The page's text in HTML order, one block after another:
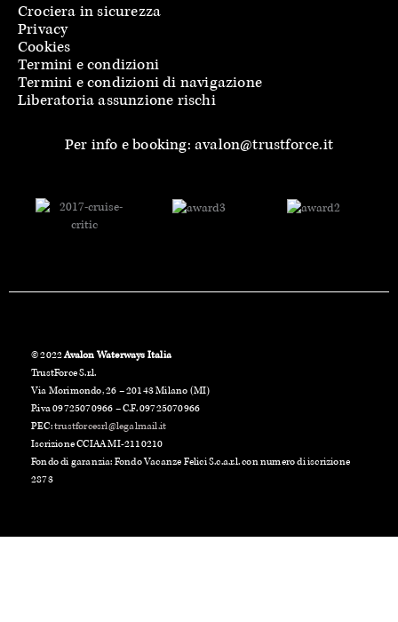
Crociera in sicurezza
Privacy
Cookies
Termini e condizioni
Termini e condizioni di navigazione
Liberatoria assunzione rischi
Per info e booking: avalon@trustforce.it
© 2022Avalon Waterways Italia
TrustForce S.r.l.
Via Morimondo, 26 – 20143 Milano (MI)
P.iva 09725070966 – C.F. 09725070966
PEC:trustforcesrl@legalmail.it
Iscrizione CCIAA MI-2110210
Fondo di garanzia: Fondo Vacanze Felici S.c.a.r.l. con numero di iscrizione
2873